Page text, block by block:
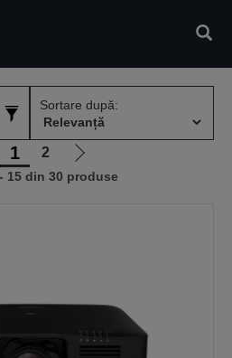
Sortare după:
1 2
Mergi
la
15 din 30 produse